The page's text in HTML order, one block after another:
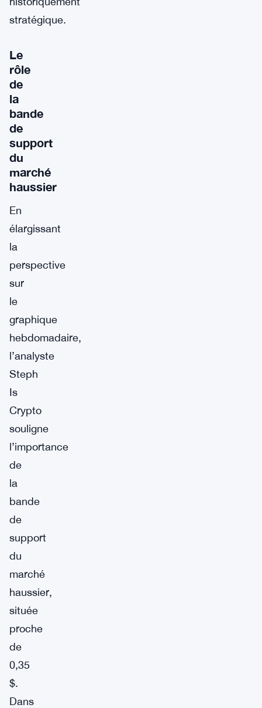
stratégique.
Le
rôle
de
la
bande
de
support
du
marché
haussier
En
élargissant
la
perspective
sur
le
graphique
hebdomadaire,
l’analyste
Steph
Is
Crypto
souligne
l’importance
de
la
bande
de
support
du
marché
haussier,
située
proche
de
0,35
$.
Dans